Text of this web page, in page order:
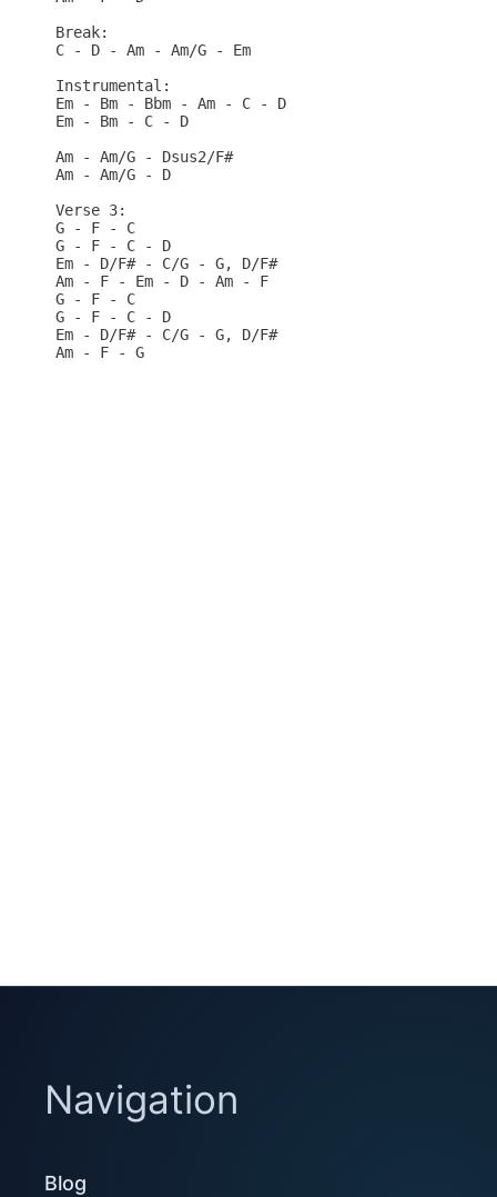
Break:
C - D - Am - Am/G - Em
Instrumental:
Em - Bm - Bbm - Am - C - D
Em - Bm - C - D
Am - Am/G - Dsus2/F#
Am - Am/G - D
Verse 3:
G - F - C
G - F - C - D
Em - D/F# - C/G - G, D/F#
Am - F - Em - D - Am - F
G - F - C
G - F - C - D
Em - D/F# - C/G - G, D/F#
Am - F - G
Navigation
Blog